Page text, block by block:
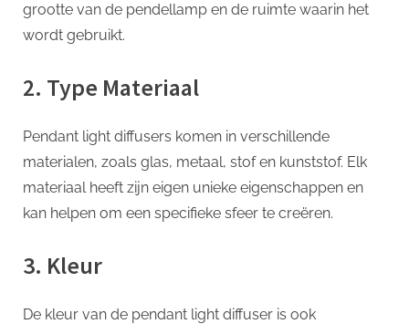
grootte van de pendellamp en de ruimte waarin het
wordt gebruikt.
2. Type Materiaal
Pendant light diffusers komen in verschillende
materialen, zoals glas, metaal, stof en kunststof. Elk
materiaal heeft zijn eigen unieke eigenschappen en
kan helpen om een specifieke sfeer te creëren.
3. Kleur
De kleur van de pendant light diffuser is ook